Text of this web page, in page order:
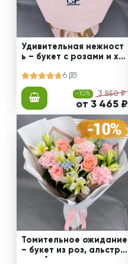
Удивительная нежност
ь – букет с розами и хр
6
-10% 3 850 ₽
от 3 465 ₽
Томительное ожидание
– букет из роз, альстро